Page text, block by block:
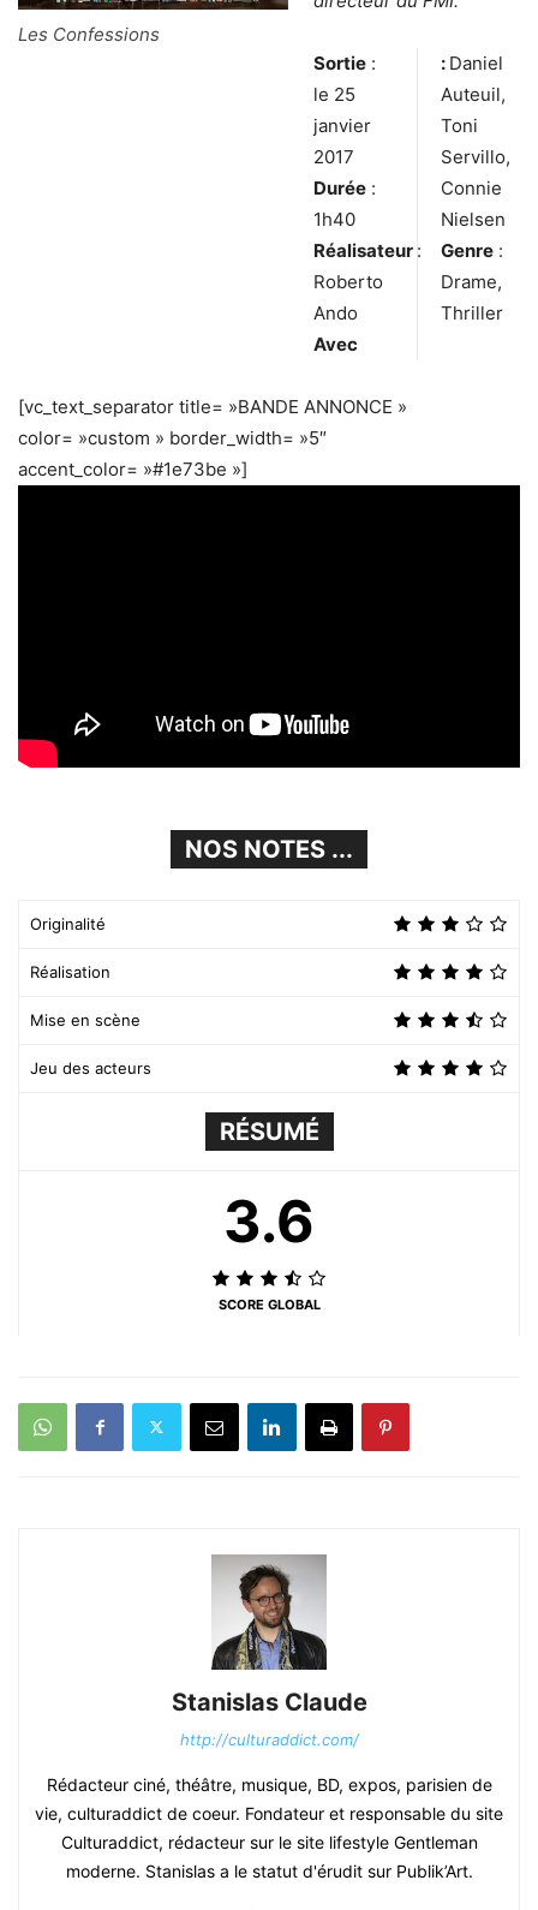
Les Confessions
Sortie :
le 25
janvier
2017
Durée :
1h40
Réalisateur :
Roberto
Ando
Avec
: Daniel
Auteuil,
Toni
Servillo,
Connie
Nielsen
Genre :
Drame,
Thriller
[vc_text_separator title= »BANDE ANNONCE »
color= »custom » border_width= »5″
accent_color= »#1e73be »]
NOS NOTES ...
Originalité
Réalisation
Mise en scène
Jeu des acteurs
RÉSUMÉ
3.6
SCORE GLOBAL
Stanislas Claude
http://culturaddict.com/
Rédacteur ciné, théâtre, musique, BD, expos, parisien de
vie, culturaddict de coeur. Fondateur et responsable du site
Culturaddict, rédacteur sur le site lifestyle Gentleman
moderne. Stanislas a le statut d'érudit sur Publik’Art.